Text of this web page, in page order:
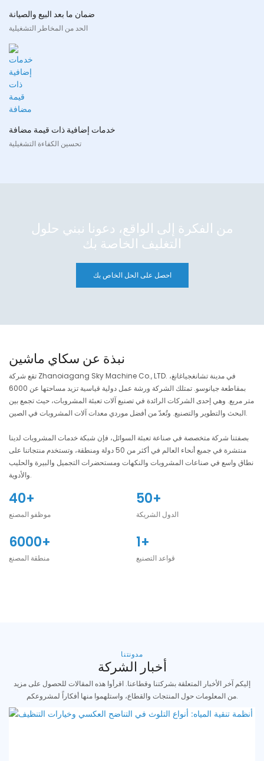
ضمان ما بعد البيع والصيانة
الحد من المخاطر التشغيلية
خدمات إضافية ذات قيمة مضافة
تحسين الكفاءة التشغيلية
من الفكرة إلى الواقع، دعونا نبني حلول
التغليف الخاصة بك
احصل على الحل الخاص بك
نبذة عن سكاي ماشين
تقع شركة Zhanoiagang Sky Machine Co., LTD. في مدينة تشانغجياغانغ،
بمقاطعة جيانوسو. تمتلك الشركة ورشة عمل دولية قياسية تزيد مساحتها عن 6000
متر مربع. وهي إحدى الشركات الرائدة في تصنيع آلات تعبئة المشروبات، حيث تجمع بين
البحث والتطوير والتصنيع. وتُعدّ من أفضل موردي معدات آلات المشروبات في الصين.
بصفتنا شركة متخصصة في صناعة تعبئة السوائل، فإن شبكة خدمات المشروبات لدينا
منتشرة في جميع أنحاء العالم في أكثر من 50 دولة ومنطقة، وتستخدم منتجاتنا على
نطاق واسع في صناعات المشروبات والنكهات ومستحضرات التجميل والبيرة والحليب
والأدوية.
40+
موظفو المصنع
50+
الدول الشريكة
6000+
منطقة المصنع
1+
قواعد التصنيع
مدونتنا
أخبار الشركة
إليكم آخر الأخبار المتعلقة بشركتنا وقطاعنا. اقرأوا هذه المقالات للحصول على مزيد
من المعلومات حول المنتجات والقطاع، واستلهموا منها أفكاراً لمشروعكم.